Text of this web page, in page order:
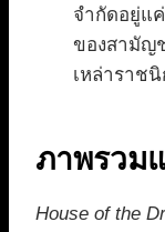
จำกัดอยู่แ
ของสามัญ
เหล่าราชนิ
ภาพรวม
House of the